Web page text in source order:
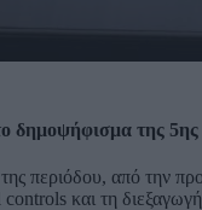
δημοψήφισμα της
της περιόδου, από την
και τη